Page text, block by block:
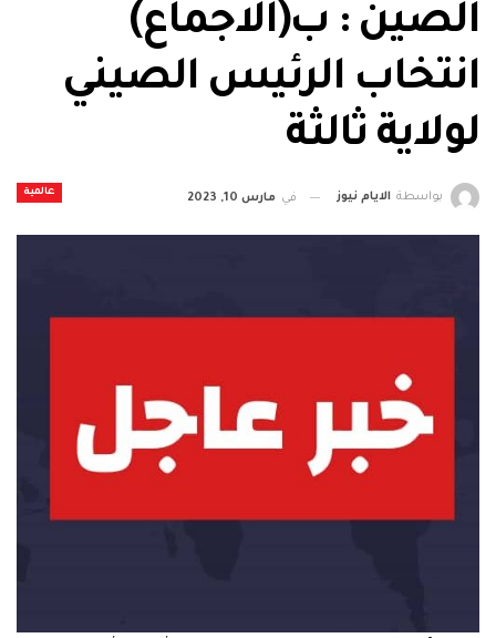
الصين : ب(الاجماع)
انتخاب الرئيس الصيني
لولاية ثالثة
عالمية بواسطة الايام نيوز في مارس 10, 2023